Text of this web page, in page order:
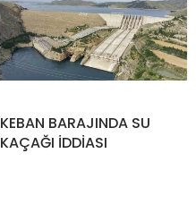
KEBAN BARAJINDA SU
KAÇAĞI İDDİASI